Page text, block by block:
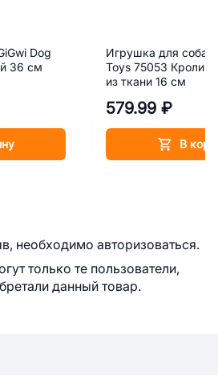
Dog
36 см
Игрушка для собак
Toys 75053 Кролик
из ткани 16 см
579.99 ₽
В
необходимо авторизоваться.
только те пользователи,
данный товар.